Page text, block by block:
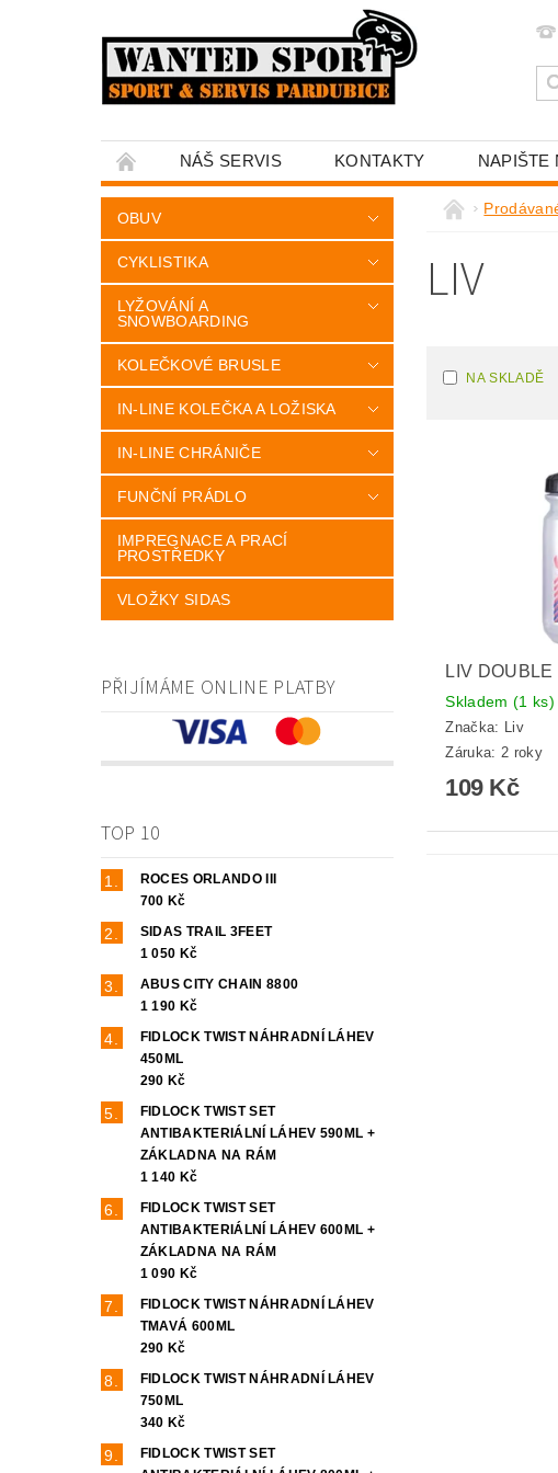
NÁŠ SERVIS KONTAKTY NAPIŠTE
OBUV
CYKLISTIKA
LYŽOVÁNÍ A
SNOWBOARDING
KOLEČKOVÉ BRUSLE
IN-LINE KOLEČKA A LOŽISKA
IN-LINE CHRÁNIČE
FUNČNÍ PRÁDLO
IMPREGNACE A PRACÍ
PROSTŘEDKY
VLOŽKY SIDAS
PŘIJÍMÁME ONLINE PLATBY
TOP 10
ROCES ORLANDO III
700 Kč
SIDAS TRAIL 3FEET
1 050 Kč
ABUS CITY CHAIN 8800
1 190 Kč
FIDLOCK TWIST NÁHRADNÍ LÁHEV
450ML
290 Kč
FIDLOCK TWIST SET
ANTIBAKTERIÁLNÍ LÁHEV 590ML +
ZÁKLADNA NA RÁM
1 140 Kč
FIDLOCK TWIST SET
ANTIBAKTERIÁLNÍ LÁHEV 600ML +
ZÁKLADNA NA RÁM
1 090 Kč
FIDLOCK TWIST NÁHRADNÍ LÁHEV
TMAVÁ 600ML
290 Kč
FIDLOCK TWIST NÁHRADNÍ LÁHEV
750ML
340 Kč
FIDLOCK TWIST SET
LIV
NA SKLADĚ
LIV
Skladem (1 ks)
Značka: Liv
Záruka: 2 roky
109 Kč